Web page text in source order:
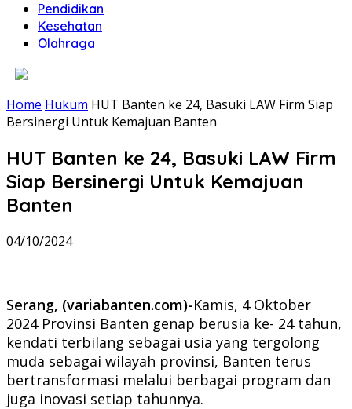
Pendidikan
Kesehatan
Olahraga
Home Hukum HUT Banten ke 24, Basuki LAW Firm Siap
Bersinergi Untuk Kemajuan Banten
HUT Banten ke 24, Basuki LAW Firm
Siap Bersinergi Untuk Kemajuan
Banten
04/10/2024
Serang, (variabanten.com)-Kamis, 4 Oktober
2024 Provinsi Banten genap berusia ke- 24 tahun,
kendati terbilang sebagai usia yang tergolong
muda sebagai wilayah provinsi, Banten terus
bertransformasi melalui berbagai program dan
juga inovasi setiap tahunnya.